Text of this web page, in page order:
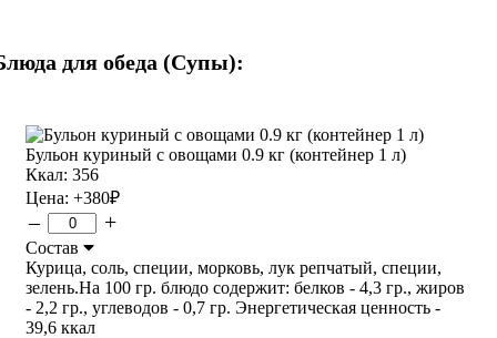
для обеда (Супы):
Бульон куриный с овощами 0.9 кг (контейнер 1 л)
Ккал: 356
Цена: +380₽
– +
Состав
Курица, соль, специи, морковь, лук репчатый, специи,
зелень.На 100 гр. блюдо содержит: белков - 4,3 гр., жиров
- 2,2 гр., углеводов - 0,7 гр. Энергетическая ценность -
39,6 ккал